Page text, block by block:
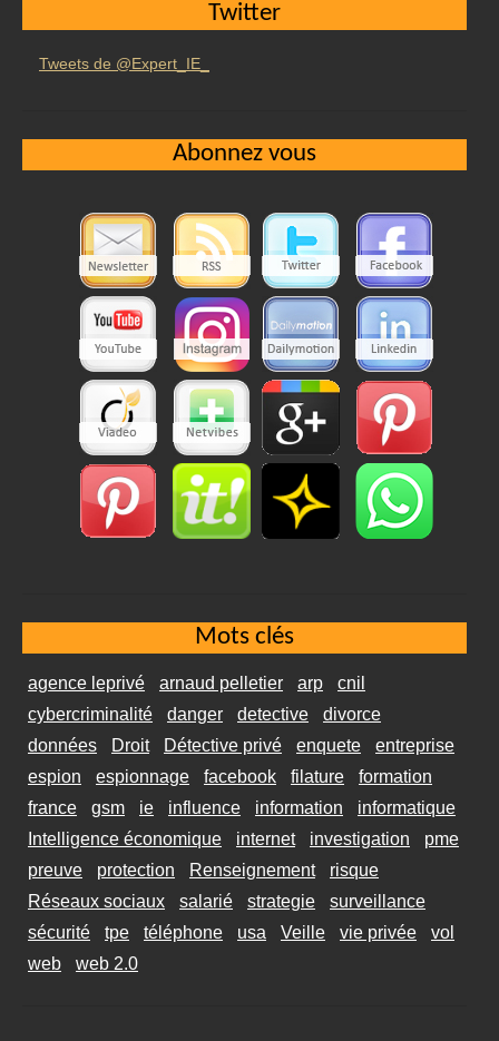
Twitter
Tweets de @Expert_IE_
Abonnez vous
Mots clés
agence leprivé arnaud pelletier arp
cnil
cybercriminalité
danger detective
divorce
données
Droit Détective privé enquete
entreprise
espion
espionnage facebook filature
formation
france
gsm ie influence information
informatique
Intelligence économique
internet investigation
pme
preuve
protection Renseignement
risque
Réseaux sociaux
salarié strategie
surveillance
sécurité
tpe téléphone usa Veille vie privée
vol
web
web 2.0